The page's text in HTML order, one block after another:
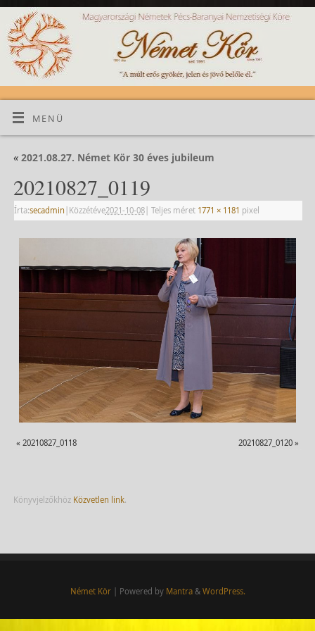
MENÜ
«2021.08.27. Német Kör 30 éves jubileum
20210827_0119
Írta:secadmin | Közzétéve2021-10-08| Teljes méret 1771 × 1181 pixel
« 20210827_0118 20210827_0120 »
Könyvjelzőkhöz Közvetlen link.
Német Kör| Powered by Mantra& WordPress.